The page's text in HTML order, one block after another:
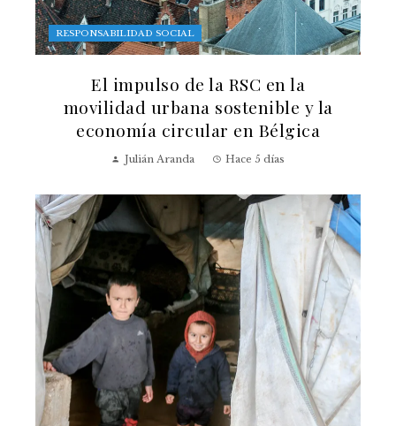
RESPONSABILIDAD SOCIAL
El impulso de la RSC en la
movilidad urbana sostenible y la
economía circular en Bélgica
Julián Aranda Hace 5 días